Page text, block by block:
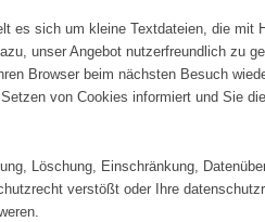
es sich um kleine Textdateien, die mit
unser Angebot nutzerfreundlich zu
Browser beim nächsten Besuch
von Cookies informiert und Sie
Löschung, Einschränkung,
verstößt oder Ihre